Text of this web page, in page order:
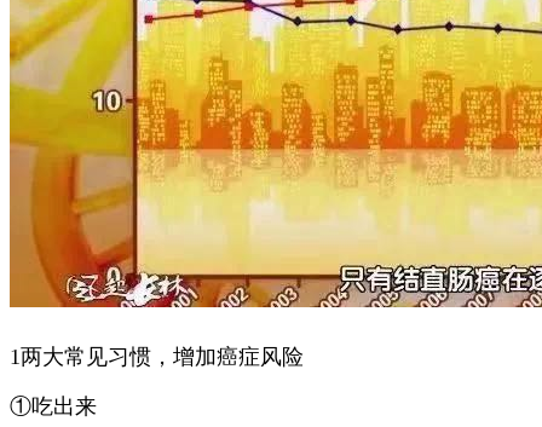
1两大常见习惯，增加癌症风险
①吃出来